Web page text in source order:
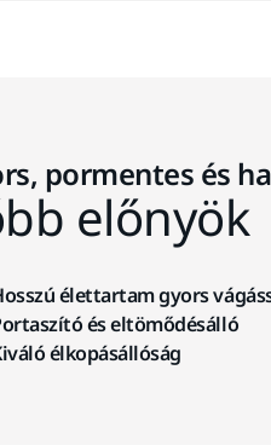
pormentes és
előnyök
élettartam gyors
és eltömődésálló
élkopásállóság